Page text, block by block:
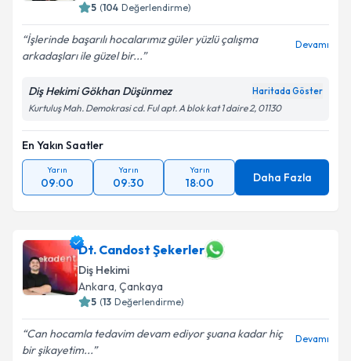
5 (104 Değerlendirme)
İşlerinde başarılı hocalarımız güler yüzlü çalışma
arkadaşları ile güzel bir...
Devamı
Diş Hekimi Gökhan Düşünmez Haritada Göster
Kurtuluş Mah. Demokrasi cd. Ful apt. A blok kat 1 daire 2, 01130
En Yakın Saatler
Yarın
09:00
Yarın
09:30
Yarın
18:00 Daha Fazla
Dt. Candost Şekerler
Diş Hekimi
Ankara, Çankaya
5 (13 Değerlendirme)
Can hocamla tedavim devam ediyor şuana kadar hiç
bir şikayetim...
Devamı